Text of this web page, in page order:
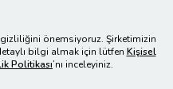
önemsiyoruz. Şirketimizin
bilgi almak için lütfen Kişisel
Politikası’nı inceleyiniz.